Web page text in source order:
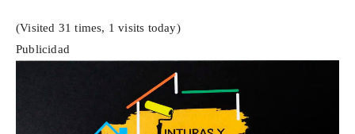
(Visited 31 times, 1 visits today)
Publicidad